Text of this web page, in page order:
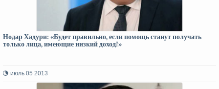
Нодар Хадури: «Будет правильно, если помощь станут получать
только лица, имеющие низкий доход!»
июль 05 2013